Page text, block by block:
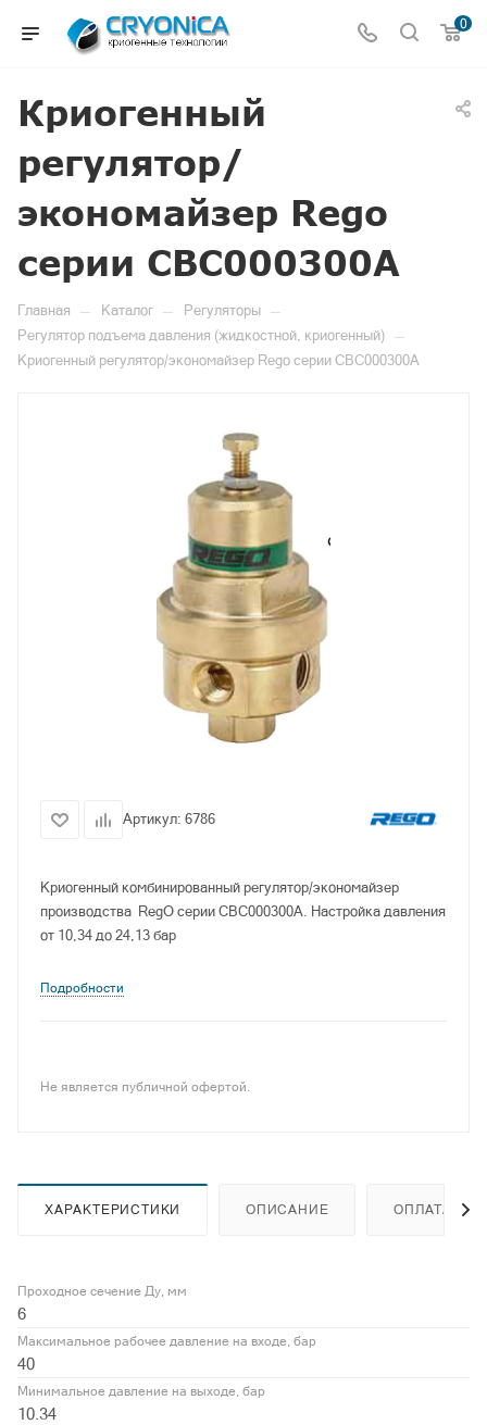
0
Криогенный
регулятор/
экономайзер Rego
серии CBC000300A
Главная — Каталог — Регуляторы —
Регулятор подъема давления (жидкостной, криогенный) —
Криогенный регулятор/экономайзер Rego серии CBC000300A
Артикул: 6786
Криогенный комбинированный регулятор/экономайзер
производства RegO серии CBC000300A. Настройка давления
от 10,34 до 24,13 бар
Подробности
Не является публичной офертой.
ХАРАКТЕРИСТИКИ ОПИСАНИЕ ОПЛАТА
Проходное сечение Ду, мм
6
Максимальное рабочее давление на входе, бар
40
Минимальное давление на выходе, бар
10.34